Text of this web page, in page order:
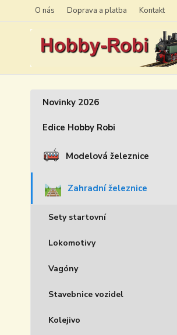
O nás Doprava a platba Kontakt
Novinky 2026
Edice Hobby Robi
Modelová železnice
Zahradní železnice
Sety startovní
Lokomotivy
Vagóny
Stavebnice vozidel
Kolejivo